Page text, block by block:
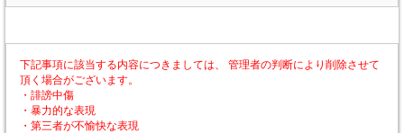
下記事項に該当する内容につきましては、 管理者の判断により削除させて
頂く場合がございます。
・誹謗中傷
・暴力的な表現
・第三者が不愉快な表現